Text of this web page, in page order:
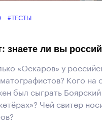
#ТЕСТЫ
знаете ли вы
«Оскаров» у
Кого на
был сыграть Боярский
Чей свитер